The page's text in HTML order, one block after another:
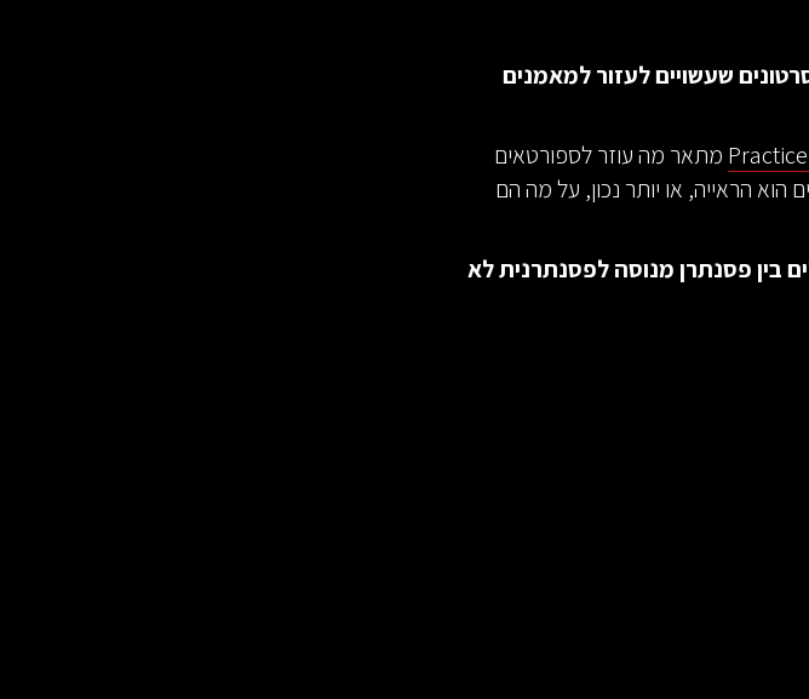
שעשויים לעזור למאמנים
מתאר מה עוזר לספורטאים
הראייה, או יותר נכון, על מה הם
בין פסנתרן מנוסה לפסנתרנית לא